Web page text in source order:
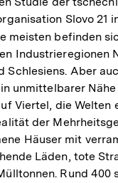
Slovo 21
meisten befinden
Industrieregionen
Schlesiens. Aber
unmittelbarer
Viertel, die Welten
der
Häuser mit
Läden, tote
Rund 400